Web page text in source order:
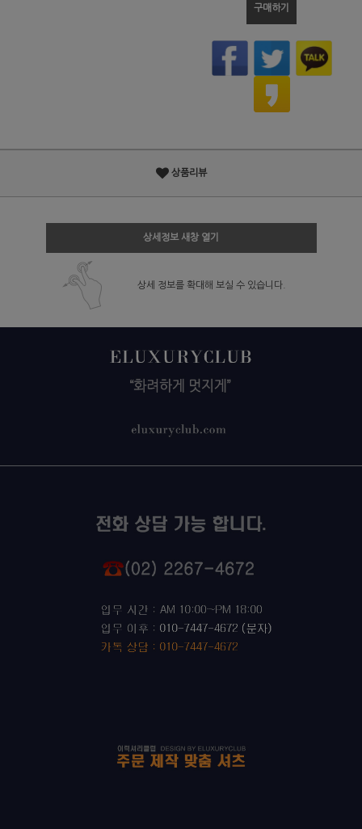
구매하기
상품리뷰
상세정보 새창 열기
상세 정보를 확대해 보실 수 있습니다.